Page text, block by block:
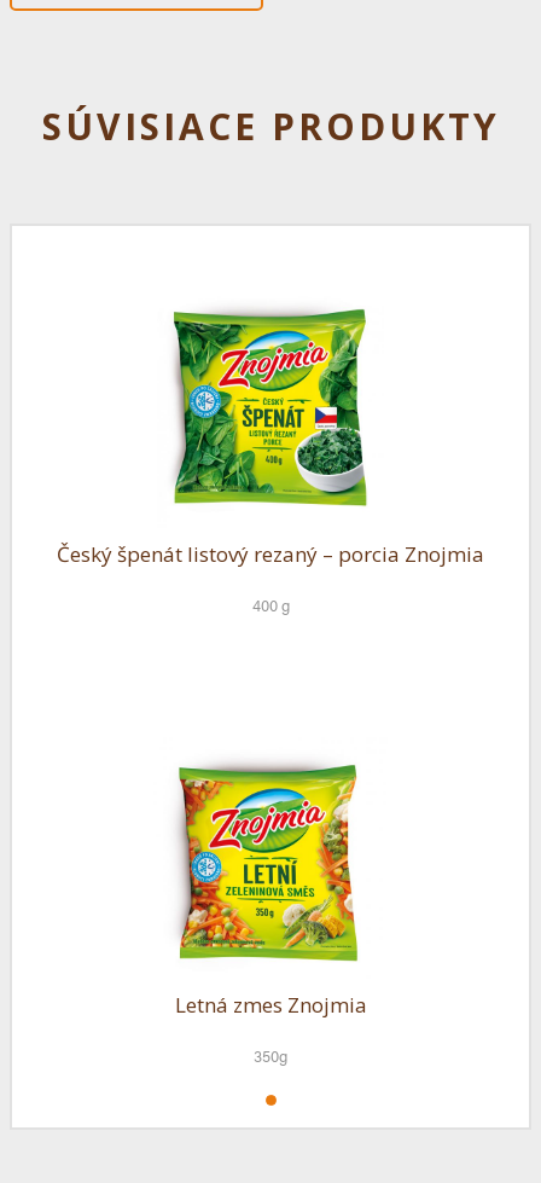
SÚVISIACE PRODUKTY
Český špenát listový rezaný – porcia Znojmia
400 g
Letná zmes Znojmia
350g